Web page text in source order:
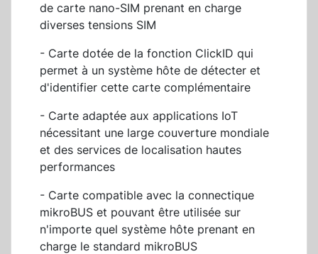
de carte nano-SIM prenant en charge
diverses tensions SIM
- Carte dotée de la fonction ClickID qui
permet à un système hôte de détecter et
d'identifier cette carte complémentaire
- Carte adaptée aux applications IoT
nécessitant une large couverture mondiale
et des services de localisation hautes
performances
- Carte compatible avec la connectique
mikroBUS et pouvant être utilisée sur
n'importe quel système hôte prenant en
charge le standard mikroBUS